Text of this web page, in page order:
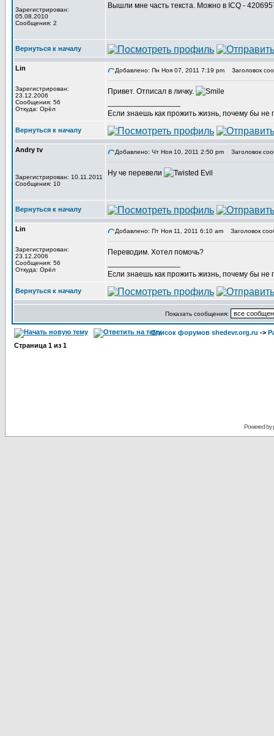
Зарегистрирован:
05.08.2010
Сообщения: 2
Вышли мне часть текста. Можно в ICQ -
Вернуться к началу
Lin
Зарегистрирован:
23.12.2006
Сообщения: 56
Откуда: Орёл
Добавлено: Пн Ноя 07, 2011 7:19 pm Заголовок
Привет. Отписал в личку.
Если знаешь как прожить жизнь, почему бы не
Вернуться к началу
Andry tv
Зарегистрирован: 10.11.2011
Сообщения: 10
Добавлено: Чт Ноя 10, 2011 2:50 pm Заголовок
Ну че перевели
Вернуться к началу
Lin
Зарегистрирован:
23.12.2006
Сообщения: 56
Откуда: Орёл
Добавлено: Пт Ноя 11, 2011 6:10 am Заголовок
Переводим. Хотел помочь?
Если знаешь как прожить жизнь, почему бы не
Вернуться к началу
Показать сообщения:
Список форумов shedevr.org.ru ->
Страница 1 из 1
Powered by